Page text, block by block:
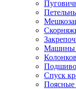
Машины
Спуск